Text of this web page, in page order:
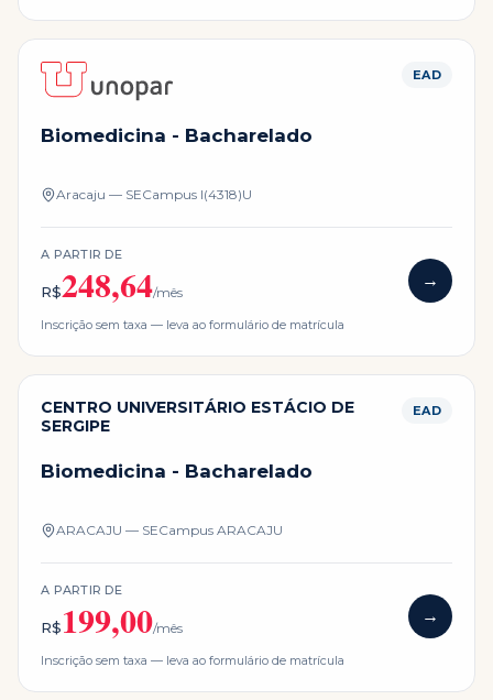
EAD
Biomedicina - Bacharelado
Aracaju — SECampus I(4318)U
A PARTIR DE
R$248,64/mês
→
Inscrição sem taxa — leva ao formulário de matrícula
CENTRO UNIVERSITÁRIO ESTÁCIO DE
SERGIPE
EAD
Biomedicina - Bacharelado
ARACAJU — SECampus ARACAJU
A PARTIR DE
R$199,00/mês
→
Inscrição sem taxa — leva ao formulário de matrícula